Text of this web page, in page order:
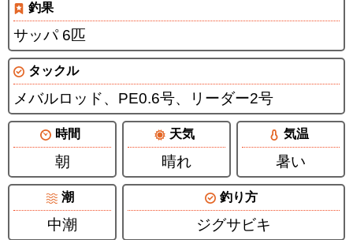
釣果
サッパ 6匹
タックル
メバルロッド、PE0.6号、リーダー2号
時間
朝
天気
晴れ
気温
暑い
潮
中潮
釣り方
ジグサビキ